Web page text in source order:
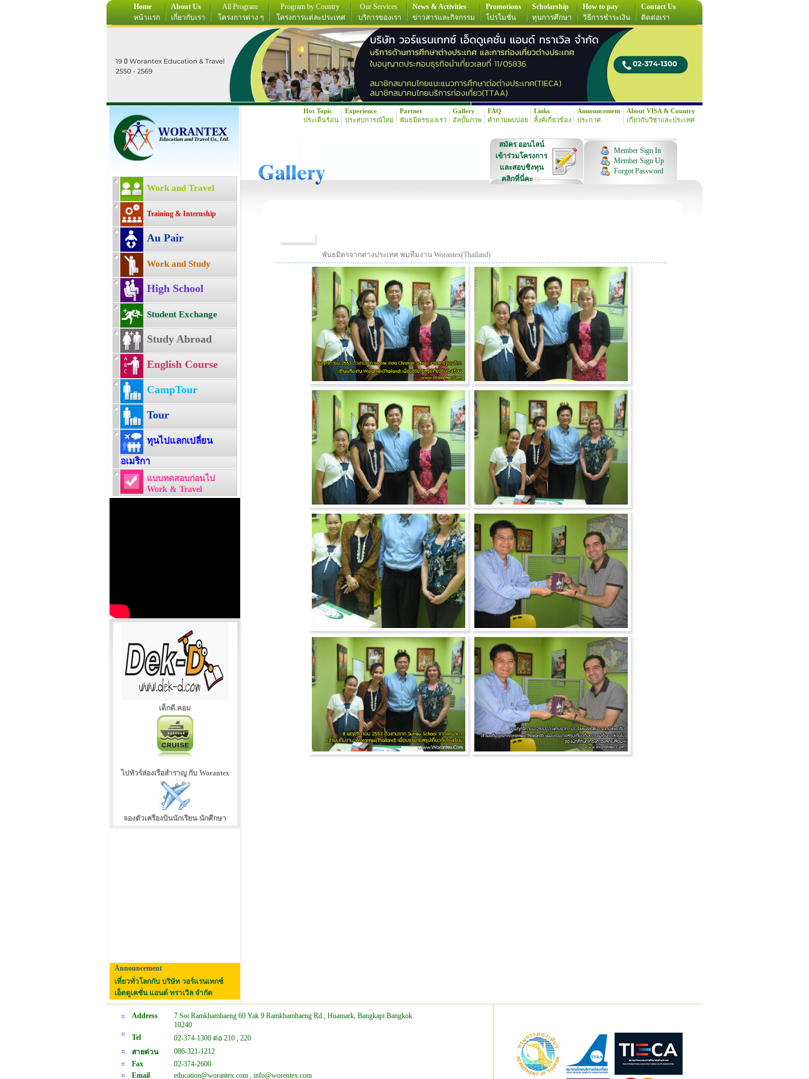
Home
หน้าแรก
About Us
เกี่ยวกับเรา
All Program
โครงการต่าง ๆ
Program by Country
โครงการแต่ละประเทศ
Our Services
บริการของเรา
News & Activities
ข่าวสารและกิจกรรม
Promotions
โปรโมชั่น
Scholarship
ทุนการศึกษา
How to pay
วิธีการชำระเงิน
Contact Us
ติดต่อเรา
Work and Travel
Training & Internship
Au Pair
Work and Study
High School
Student Exchange
Study Abroad
English Course
CampTour
Tour
ทุนไปแลกเปลี่ยน
อเมริกา
แบบทดสอบก่อนไป
Work & Travel
เด็กดี.คอม
ไปทัวร์ล่องเรือสำราญ กับ Worantex
จองตัวเครืองบินนักเรียน-นักศึกษา
Announcement
เที่ยวทั่วโลกกับ บริษัท วอร์แรนเทกซ์
เอ็ดดูเคชั่น แอนด์ ทราเวิล จำกัด
Hot Topic
ประเด็นร้อน
Experience
ประสบการณ์ใหม่
Partner
พันธมิตรของเรา
Gallery
อัลบั้มภาพ
FAQ
คำถามพบบ่อย
Links
ลิ้งค์เกี่ยวข้อง
Announcement
ประกาศ
About VISA & Country
เกี่ยวกับวีซ่าและประเทศ
สมัคร ออนไลน์
เข้าร่วมโครงการ
และสอบชิงทุน
คลิกที่นี่คะ!!!
Member Sign In
Member Sign Up
Forgot Password
พันธมิตรจากต่างประเทศ พบทีมงาน Worantex(Thailand)
Address
7 Soi Ramkhamhaeng 60 Yak 9 Ramkhamhaeng Rd., Huamark, Bangkapi Bangkok
10240
Tel
02-374-1300 ต่อ 210 , 220
สายด่วน
086-321-1212
Fax
02-374-2600
Email
education@worantex.com , info@worentex.com